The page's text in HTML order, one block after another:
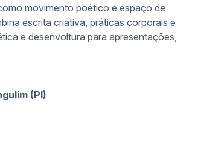
movimento poético e espaço de
escrita criativa, práticas corporais e
e desenvoltura para apresentações,
(PI)